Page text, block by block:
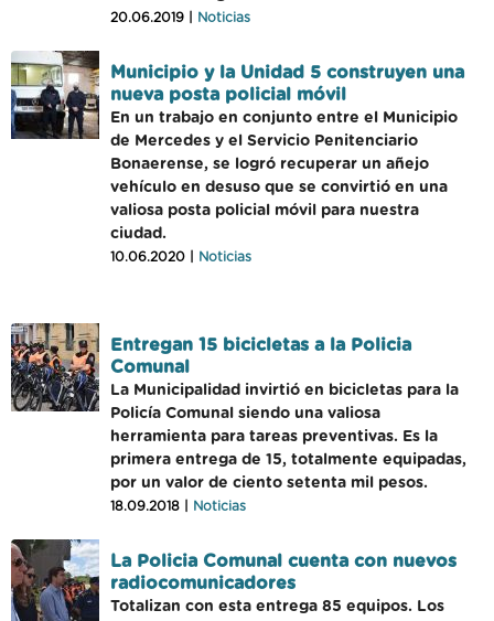
20.06.2019 | Noticias
Municipio y la Unidad 5 construyen una
nueva posta policial móvil
En un trabajo en conjunto entre el Municipio
de Mercedes y el Servicio Penitenciario
Bonaerense, se logró recuperar un añejo
vehículo en desuso que se convirtió en una
valiosa posta policial móvil para nuestra
ciudad.
10.06.2020 | Noticias
Entregan 15 bicicletas a la Policia
Comunal
La Municipalidad invirtió en bicicletas para la
Policía Comunal siendo una valiosa
herramienta para tareas preventivas. Es la
primera entrega de 15, totalmente equipadas,
por un valor de ciento setenta mil pesos.
18.09.2018 | Noticias
La Policia Comunal cuenta con nuevos
radiocomunicadores
Totalizan con esta entrega 85 equipos. Los